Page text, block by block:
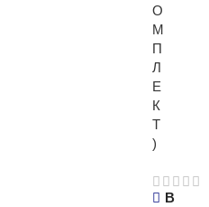
О
М
П
Л
Е
К
Т
)
В